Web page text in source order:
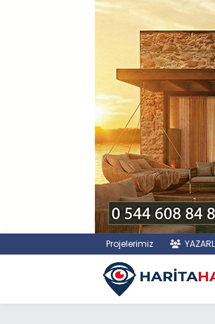
Projelerimiz